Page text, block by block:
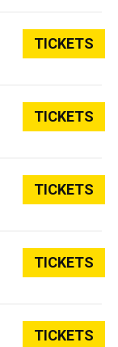
TICKETS
TICKETS
TICKETS
TICKETS
TICKETS